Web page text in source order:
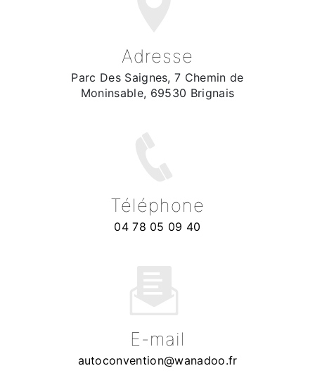
Adresse
Parc Des Saignes, 7 Chemin de
Moninsable, 69530 Brignais
Téléphone
04 78 05 09 40
E-mail
autoconvention@wanadoo.fr